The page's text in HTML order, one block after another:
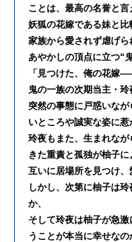
ことは、最高の名誉と言
妖狐の花嫁である妹と比
家族から愛されず虐げら
あやかしの頂点に立つ“
「見つけた、俺の花嫁
鬼の一族の次期当主・玲
突然の事態に戸惑いな
いところや誠実な姿に惹
玲夜もまた、生まれな
きた重責と孤独が柚子に
互いに居場所を見つけ、
しかし、次第に柚子は
か、
そして玲夜は柚子が急
うことが本当に幸せなの